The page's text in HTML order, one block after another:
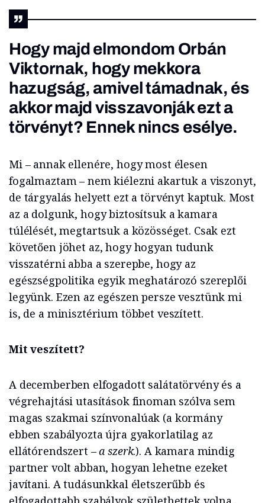
Hogy majd elmondom Orbán
Viktornak, hogy mekkora
hazugság, amivel támadnak, és
akkor majd visszavonják ezt a
törvényt? Ennek nincs esélye.
Mi – annak ellenére, hogy most élesen
fogalmaztam – nem kiélezni akartuk a viszonyt,
de tárgyalás helyett ezt a törvényt kaptuk. Most
az a dolgunk, hogy biztosítsuk a kamara
túlélését, megtartsuk a közösséget. Csak ezt
követően jöhet az, hogy hogyan tudunk
visszatérni abba a szerepbe, hogy az
egészségpolitika egyik meghatározó szereplői
legyünk. Ezen az egészen persze vesztünk mi
is, de a minisztérium többet veszített.
Mit veszített?
A decemberben elfogadott salátatörvény és a
végrehajtási utasítások finoman szólva sem
magas szakmai színvonalúak (a kormány
ebben szabályozta újra gyakorlatilag az
ellátórendszert –a szerk.). A kamara mindig
partner volt abban, hogyan lehetne ezeket
javítani. A tudásunkkal életszerűbb és